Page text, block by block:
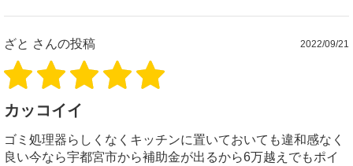
ざと さんの投稿 2022/09/21
カッコイイ
ゴミ処理器らしくなくキッチンに置いておいても違和感なく
良い今なら宇都宮市から補助金が出るから6万越えでもポイ